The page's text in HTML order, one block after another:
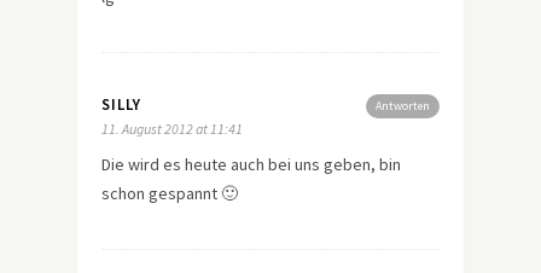
Antworten
SILLY
11. August 2012 at 11:41
Die wird es heute auch bei uns geben, bin
schon gespannt 🙂